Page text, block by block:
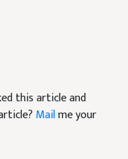
this article and
Mailme your